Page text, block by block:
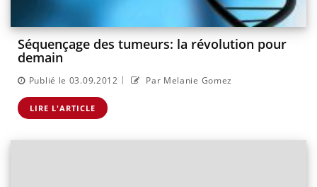
Séquençage des tumeurs: la révolution pour
demain
Publié le 03.09.2012 | Par Melanie Gomez
LIRE L'ARTICLE